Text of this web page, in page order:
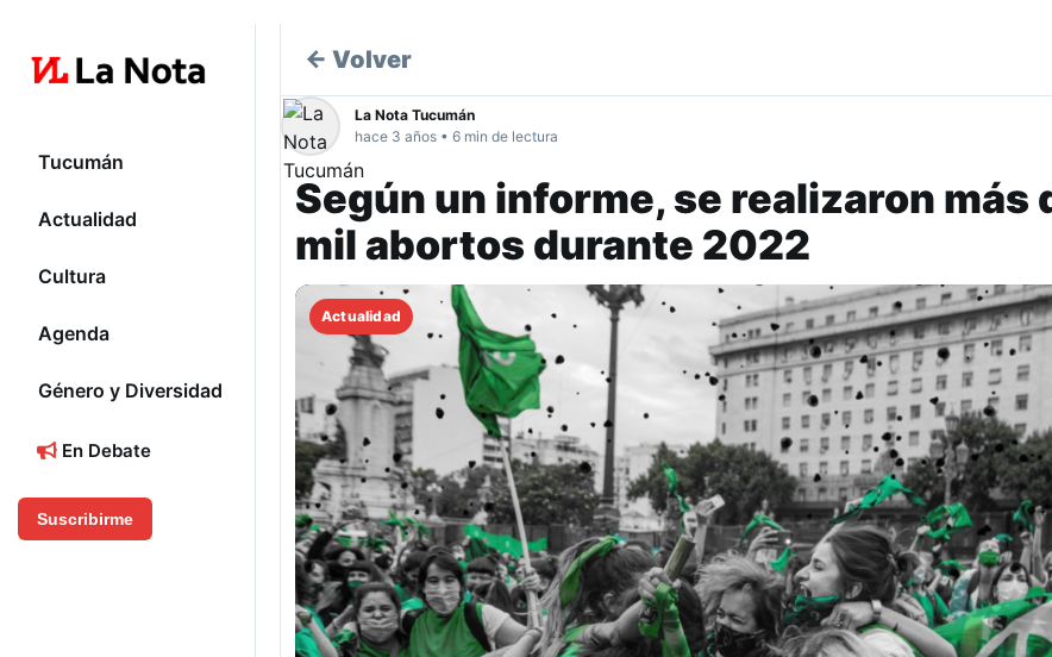
Tucumán
Actualidad
Cultura
Agenda
Género y Diversidad
En Debate
Suscribirme
← Volver
La Nota Tucumán
hace 3 años • 6 min de lectura
Según un informe, se realizaron más
mil abortos durante 2022
Actualidad